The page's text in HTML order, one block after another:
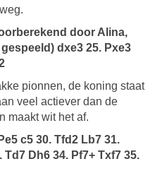
door Alina,
dxe3 25. Pxe3
pionnen, de koning staat
veel actiever dan de
maakt wit het af.
c5 30. Tfd2 Lb7 31.
Td7 Dh6 34. Pf7+ Txf7 35.